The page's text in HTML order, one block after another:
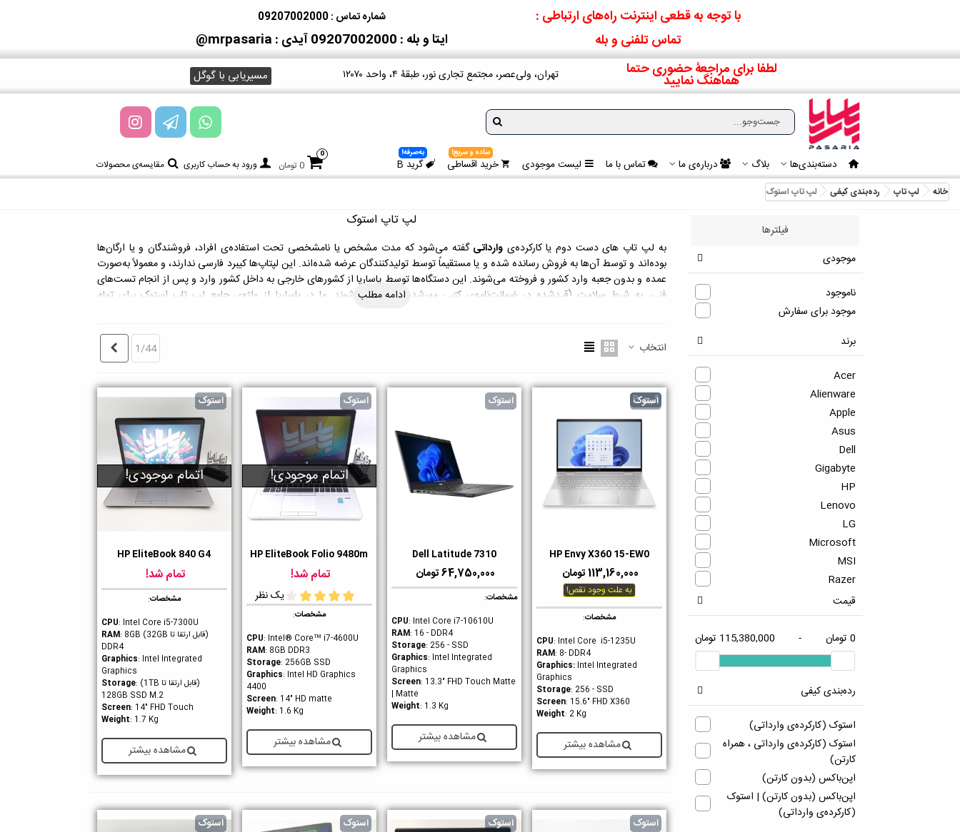
با توجه به قطعی اینترنت راه‌های ارتباطی :
تماس تلفنی و بله
شماره تماس : 09207002000
ایتا و بله : 09207002000
آیدی : mrpasaria@
لطفا برای مراجعۀ حضوری حتما
هماهنگ نمایید تهران، ولی‌عصر، مجتمع تجاری نور، طبقۀ ۴، واحد ۱۲۰۷۰ مسیریابی با گوگل
دسته‌بندی‌ها بلاگ درباره‌ی ما تماس با ما لیست موجودی خرید اقساطی
ساده و سریع!
گرید B
به‌صرفه! 0
0 تومان ورود به حساب کاربری
مقایسه‌ی محصولات
خانه
لپ تاپ رده‌بندی کیفی لپ‌ تاپ استوک
فیلترها
موجودی
ناموجود
موجود برای سفارش
برند
Acer
Alienware
Apple
Asus
Dell
Gigabyte
HP
Lenovo
LG
Microsoft
MSI
Razer
Samsung
Sony
Toshiba
قیمت
0 تومان - 115,380,000 تومان
رده‌بندی کیفی
استوک (کارکرده‌ی وارداتی)
استوک (کارکرده‌ی وارداتی ، همراه
کارتن)
اپن‌باکس (بدون کارتن)
اپن‌باکس (بدون کارتن) | استوک
(کارکرده‌ی وارداتی)
لپ‌ تاپ استوک
به لپ تاپ های دست‌ دوم یا کارکرده‌یوارداتی گفته می‌شود که مدت مشخص یا نامشخصی تحت استفاده‌ی افراد، فروشندگان و یا ارگان‌ها
بوده‌اند و توسط آن‌ها به فروش رسانده شده‌ و یا مستقیماً توسط تولیدکنندگان عرضه شده‌اند. این لپتاپ‌ها کیبرد فارسی ندارند، و معمولاً به‌صورت
عمده و بدون جعبه وارد کشور و فروخته می‌شوند. این دستگاه‌ها توسط پاساریااز کشورهای خارجی به داخل کشور وارد و پس از انجام تست‌های
فنی، به شرط سلامت (قیدشده در ضمانت‌نامه‌ی کتبی مهرشده)، عرضه می‌شوند. ما در پاساریا از واژه‌ی جامع لپ تاپ استوک برای تمام
ادامه مطلب
انتخاب 1/44
گرید B
استوک
دوست داشتن
HP Envy X360 15-EW0
113,160,000 تومان
به علت وجود نقص!
مشخصات:
CPU: Intel Core i5-1235U
RAM: 8- DDR4
Graphics:Intel Integrated
Graphics
Storage: 256 - SSD
Screen: 15.6" FHD X360
Weight: 2 Kg
مشاهده بیشتر
استوک
دوست داشتن
Dell Latitude 7310
64,750,000 تومان
مشخصات:
CPU: Intel Core i7-10610U
RAM: 16 - DDR4
Storage: 256 - SSD
Graphics: Intel Integrated
Graphics
Screen: 13.3" FHD Touch Matte
| Matte
Weight: 1.3 Kg
مشاهده بیشتر
استوک
اتمام موجودی!
دوست داشتن
HP EliteBook Folio 9480m
تمام شد!
یک نظر
مشخصات:
CPU: Intel® Core™ i7-4600U
RAM: 8GB DDR3
Storage: 256GB SSD
Graphics: Intel HD Graphics
4400
Screen: 14" HD matte
Weight: 1.6 Kg
مشاهده بیشتر
استوک
اتمام موجودی!
دوست داشتن
HP EliteBook 840 G4
تمام شد!
مشخصات:
CPU: Intel Core i5-7300U
(قابل ارتقا تا 32GB)
: 8GB
DDR4
Graphics: Intel Integrated
Graphics
(قابل ارتقا تا 1TB)
:
128GB SSD M.2
Screen: 14" FHD Touch
Weight: 1.7 Kg
مشاهده بیشتر
استوک استوک استوک استوک